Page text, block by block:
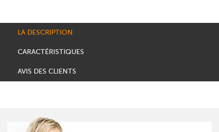
LA DESCRIPTION
CARACTÉRISTIQUES
AVIS DES CLIENTS